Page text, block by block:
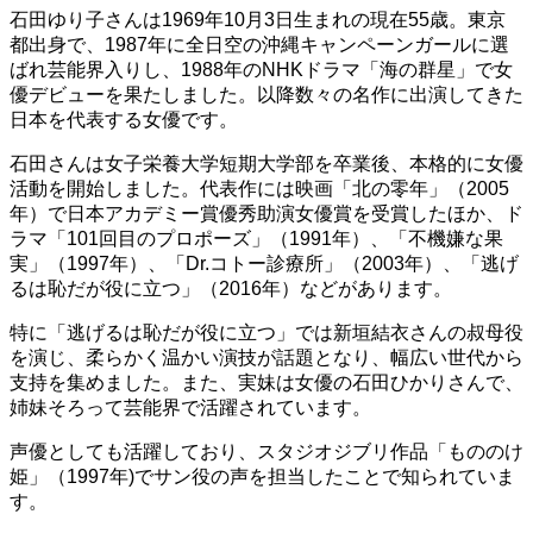
石田ゆり子さんは1969年10月3日生まれの現在55歳。東京
都出身で、1987年に全日空の沖縄キャンペーンガールに選
ばれ芸能界入りし、1988年のNHKドラマ「海の群星」で女
優デビューを果たしました。以降数々の名作に出演してきた
日本を代表する女優です。
石田さんは女子栄養大学短期大学部を卒業後、本格的に女優
活動を開始しました。代表作には映画「北の零年」（2005
年）で日本アカデミー賞優秀助演女優賞を受賞したほか、ド
ラマ「101回目のプロポーズ」（1991年）、「不機嫌な果
実」（1997年）、「Dr.コトー診療所」（2003年）、「逃げ
るは恥だが役に立つ」（2016年）などがあります。
特に「逃げるは恥だが役に立つ」では新垣結衣さんの叔母役
を演じ、柔らかく温かい演技が話題となり、幅広い世代から
支持を集めました。また、実妹は女優の石田ひかりさんで、
姉妹そろって芸能界で活躍されています。
声優としても活躍しており、スタジオジブリ作品「もののけ
姫」（1997年)でサン役の声を担当したことで知られていま
す。